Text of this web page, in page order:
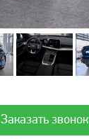
Заказать звонок